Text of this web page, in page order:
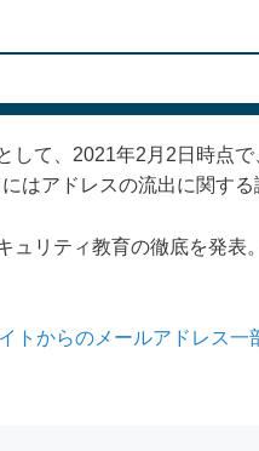
して、2021年2月2日時点
はアドレスの流出に関する
ュリティ教育の徹底を発
トからのメールアドレス一